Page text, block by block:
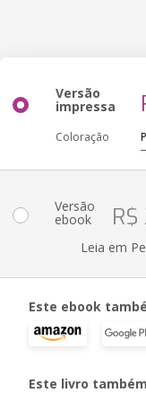
Versão
impressa
Coloração
Versão
ebook R$
Leia em
Este ebook
Este livro